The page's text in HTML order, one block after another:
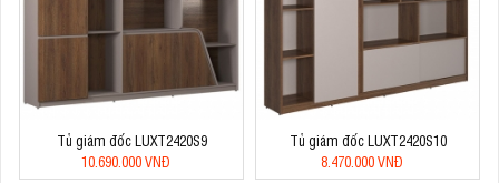
Tủ giám đốc LUXT2420S9
10.690.000 VNĐ
Tủ giám đốc LUXT2420S10
8.470.000 VNĐ